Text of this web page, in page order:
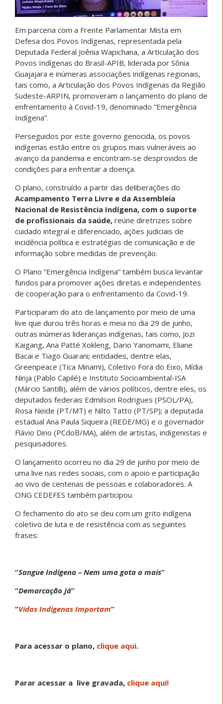
Em parceria com a Frente Parlamentar Mista em
Defesa dos Povos Indígenas, representada pela
Deputada Federal Joênia Wapichana, a Articulação dos
Povos Indígenas do Brasil-APIB, liderada por Sônia
Guajajara e inúmeras associações indígenas regionais,
tais como, a Articulação dos Povos Indígenas da Região
Sudeste-ARPIN, promoveram o lançamento do plano de
enfrentamento à Covid-19, denominado “Emergência
Indígena”.
Perseguidos por este governo genocida, os povos
indígenas estão entre os grupos mais vulneráveis ao
avanço da pandemia e encontram-se desprovidos de
condições para enfrentar a doença.
O plano, construído a partir das deliberações do
Acampamento Terra Livre e da Assembleia
Nacional de Resistência Indígena, com o suporte
de profissionais da saúde, reúne diretrizes sobre
cuidado integral e diferenciado, ações judiciais de
incidência política e estratégias de comunicação e de
informação sobre medidas de prevenção.
O Plano “Emergência Indígena” também busca levantar
fundos para promover ações diretas e independentes
de cooperação para o enfrentamento da Covid-19.
Participaram do ato de lançamento por meio de uma
live que durou três horas e meia no dia 29 de junho,
outras inúmeras lideranças indígenas, tais como, Jozi
Kaigang, Ana Patté Xokleng, Dario Yanomami, Eliane
Bacai e Tiago Guarani; entidades, dentre elas,
Greenpeace (Tica Minami), Coletivo Fora do Eixo, Mídia
Ninja (Pablo Capilé) e Instituto Socioambiental-ISA
(Márcio Santilli), além de vários políticos, dentre eles, os
deputados federais Edmilson Rodrigues (PSOL/PA),
Rosa Neide (PT/MT) e Nilto Tatto (PT/SP); a deputada
estadual Ana Paula Siqueira (REDE/MG) e o governador
Flávio Dino (PCdoB/MA), além de artistas, indigenistas e
pesquisadores.
O lançamento ocorreu no dia 29 de junho por meio de
uma live nas redes sociais, com o apoio e participação
ao vivo de centenas de pessoas e colaboradores. A
ONG CEDEFES também participou.
O fechamento do ato se deu com um grito indígena
coletivo de luta e de resistência com as seguintes
frases:
“Sangue Indígena – Nem uma gota a mais”
“Demarcação Já”
“Vidas Indígenas Importam”
Para acessar o plano, clique aqui.
Parar acessar a live gravada, clique aqui!